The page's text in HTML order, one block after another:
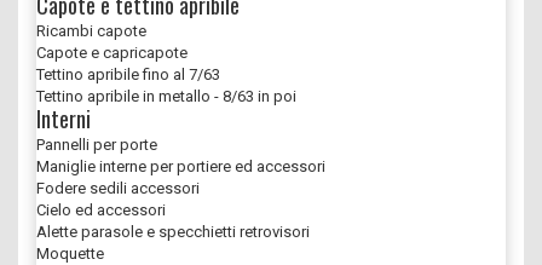
Ricambi capote
Capote e capricapote
Tettino apribile fino al 7/63
Tettino apribile in metallo - 8/63 in poi
Interni
Pannelli per porte
Maniglie interne per portiere ed accessori
Fodere sedili accessori
Cielo ed accessori
Alette parasole e specchietti retrovisori
Moquette